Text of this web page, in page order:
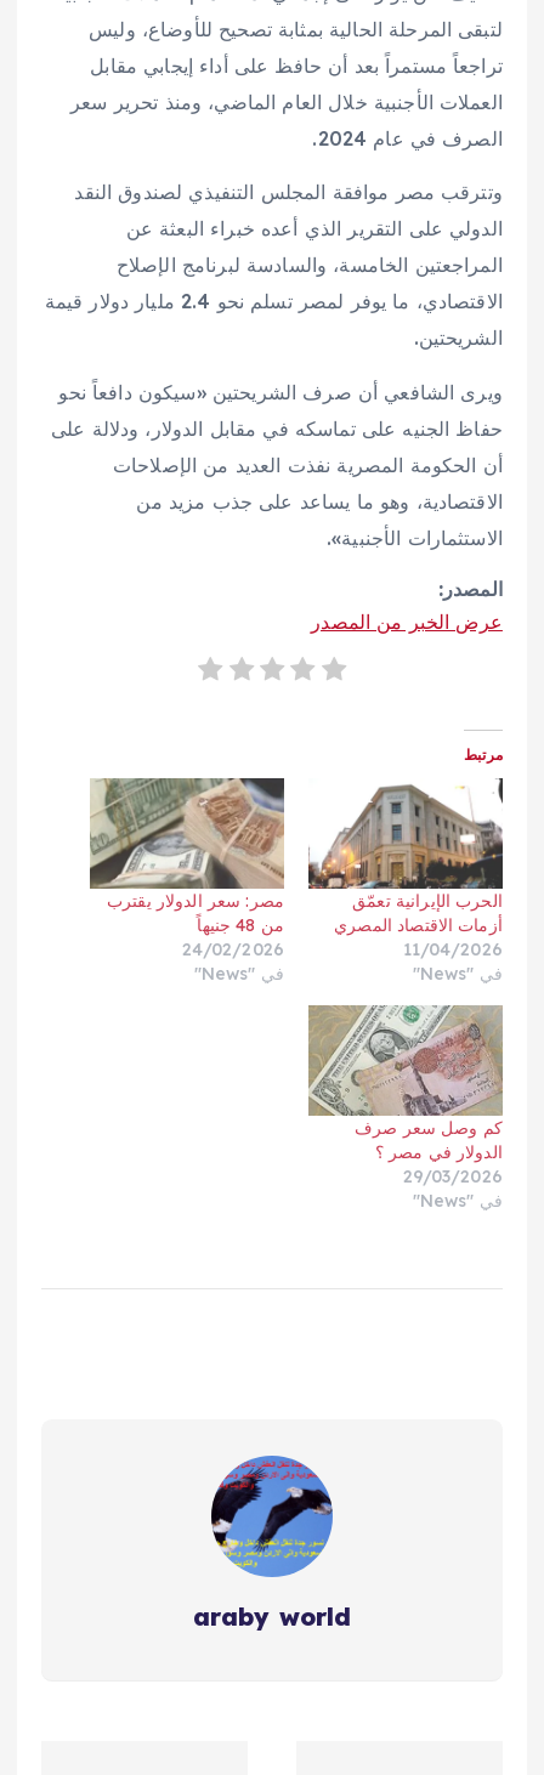
لتبقى المرحلة الحالية بمثابة تصحيح للأوضاع، وليس
تراجعاً مستمراً بعد أن حافظ على أداء إيجابي مقابل
العملات الأجنبية خلال العام الماضي، ومنذ تحرير سعر
الصرف في عام 2024.
وتترقب مصر موافقة المجلس التنفيذي لصندوق النقد
الدولي على التقرير الذي أعده خبراء البعثة عن
المراجعتين الخامسة، والسادسة لبرنامج الإصلاح
الاقتصادي، ما يوفر لمصر تسلم نحو 2.4 مليار دولار قيمة
الشريحتين.
ويرى الشافعي أن صرف الشريحتين «سيكون دافعاً نحو
حفاظ الجنيه على تماسكه في مقابل الدولار، ودلالة على
أن الحكومة المصرية نفذت العديد من الإصلاحات
الاقتصادية، وهو ما يساعد على جذب مزيد من
الاستثمارات الأجنبية».
المصدر:
عرض الخبر من المصدر
مرتبط
الحرب الإيرانية تعمّق
أزمات الاقتصاد المصري
11/04/2026
في "News"
مصر: سعر الدولار يقترب
من 48 جنيهاً
24/02/2026
في "News"
كم وصل سعر صرف
الدولار في مصر ؟
29/03/2026
في "News"
araby world